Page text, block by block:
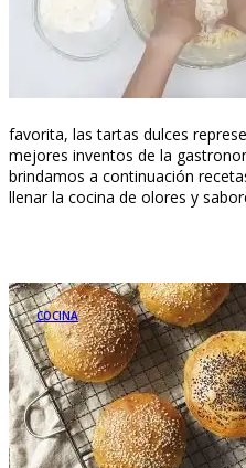
favorita, las tartas dulces
mejores inventos de la
brindamos a continuación
llenar la cocina de olores y
COCINA